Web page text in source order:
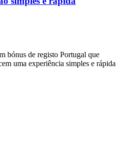
bónus de registo Portugal que
uma experiência simples e rápida